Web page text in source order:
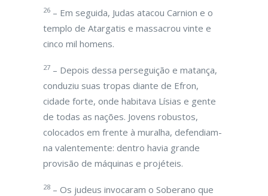
26 – Em seguida, Judas atacou Carnion e o
templo de Atargatis e massacrou vinte e
cinco mil homens.
27 – Depois dessa perseguição e matança,
conduziu suas tropas diante de Efron,
cidade forte, onde habitava Lísias e gente
de todas as nações. Jovens robustos,
colocados em frente à muralha, defendiam-
na valentemente: dentro havia grande
provisão de máquinas e projéteis.
28 – Os judeus invocaram o Soberano que